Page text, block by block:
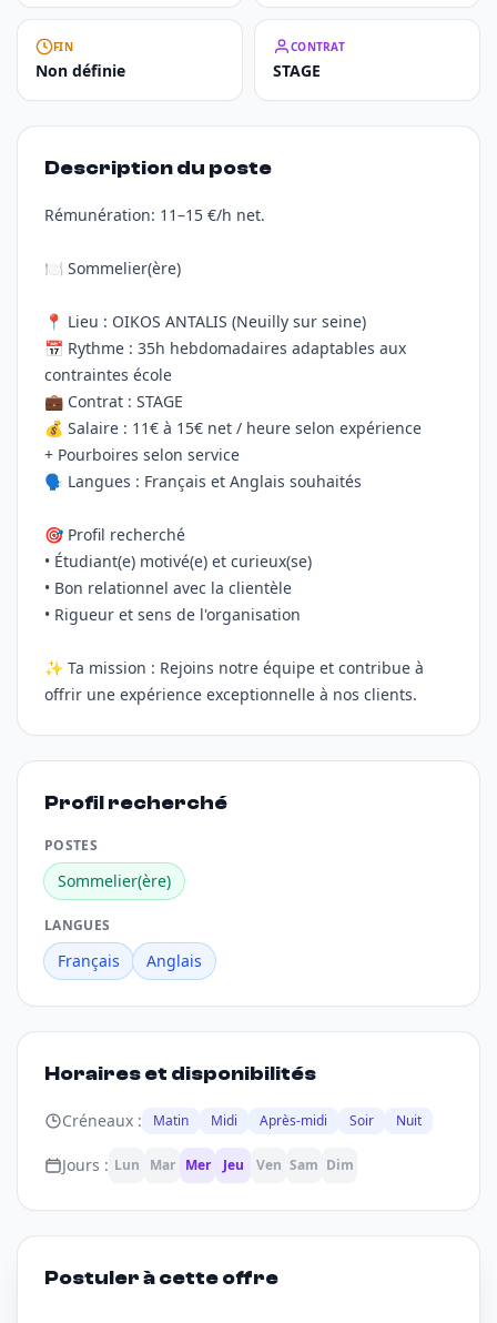
FIN
Non définie
CONTRAT
STAGE
Description du poste
Rémunération: 11–15 €/h net.
🍽️ Sommelier(ère)
📍 Lieu : OIKOS ANTALIS (Neuilly sur seine)
📅 Rythme : 35h hebdomadaires adaptables aux
contraintes école
💼 Contrat : STAGE
💰 Salaire : 11€ à 15€ net / heure selon expérience
+ Pourboires selon service
🗣️ Langues : Français et Anglais souhaités
🎯 Profil recherché
• Étudiant(e) motivé(e) et curieux(se)
• Bon relationnel avec la clientèle
• Rigueur et sens de l'organisation
✨ Ta mission : Rejoins notre équipe et contribue à
offrir une expérience exceptionnelle à nos clients.
Profil recherché
POSTES
Sommelier(ère)
LANGUES
Français Anglais
Horaires et disponibilités
Créneaux : Matin Midi Après-midi Soir Nuit
Jours : Lun Mar Mer Jeu Ven Sam Dim
Postuler à cette offre